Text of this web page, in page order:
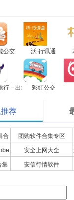
公交 沃·行讯通
行－出境游专家，签证无忧
彩虹公交
荐
合
团购软件合集专区
安全上网大全
集 安信行情软件